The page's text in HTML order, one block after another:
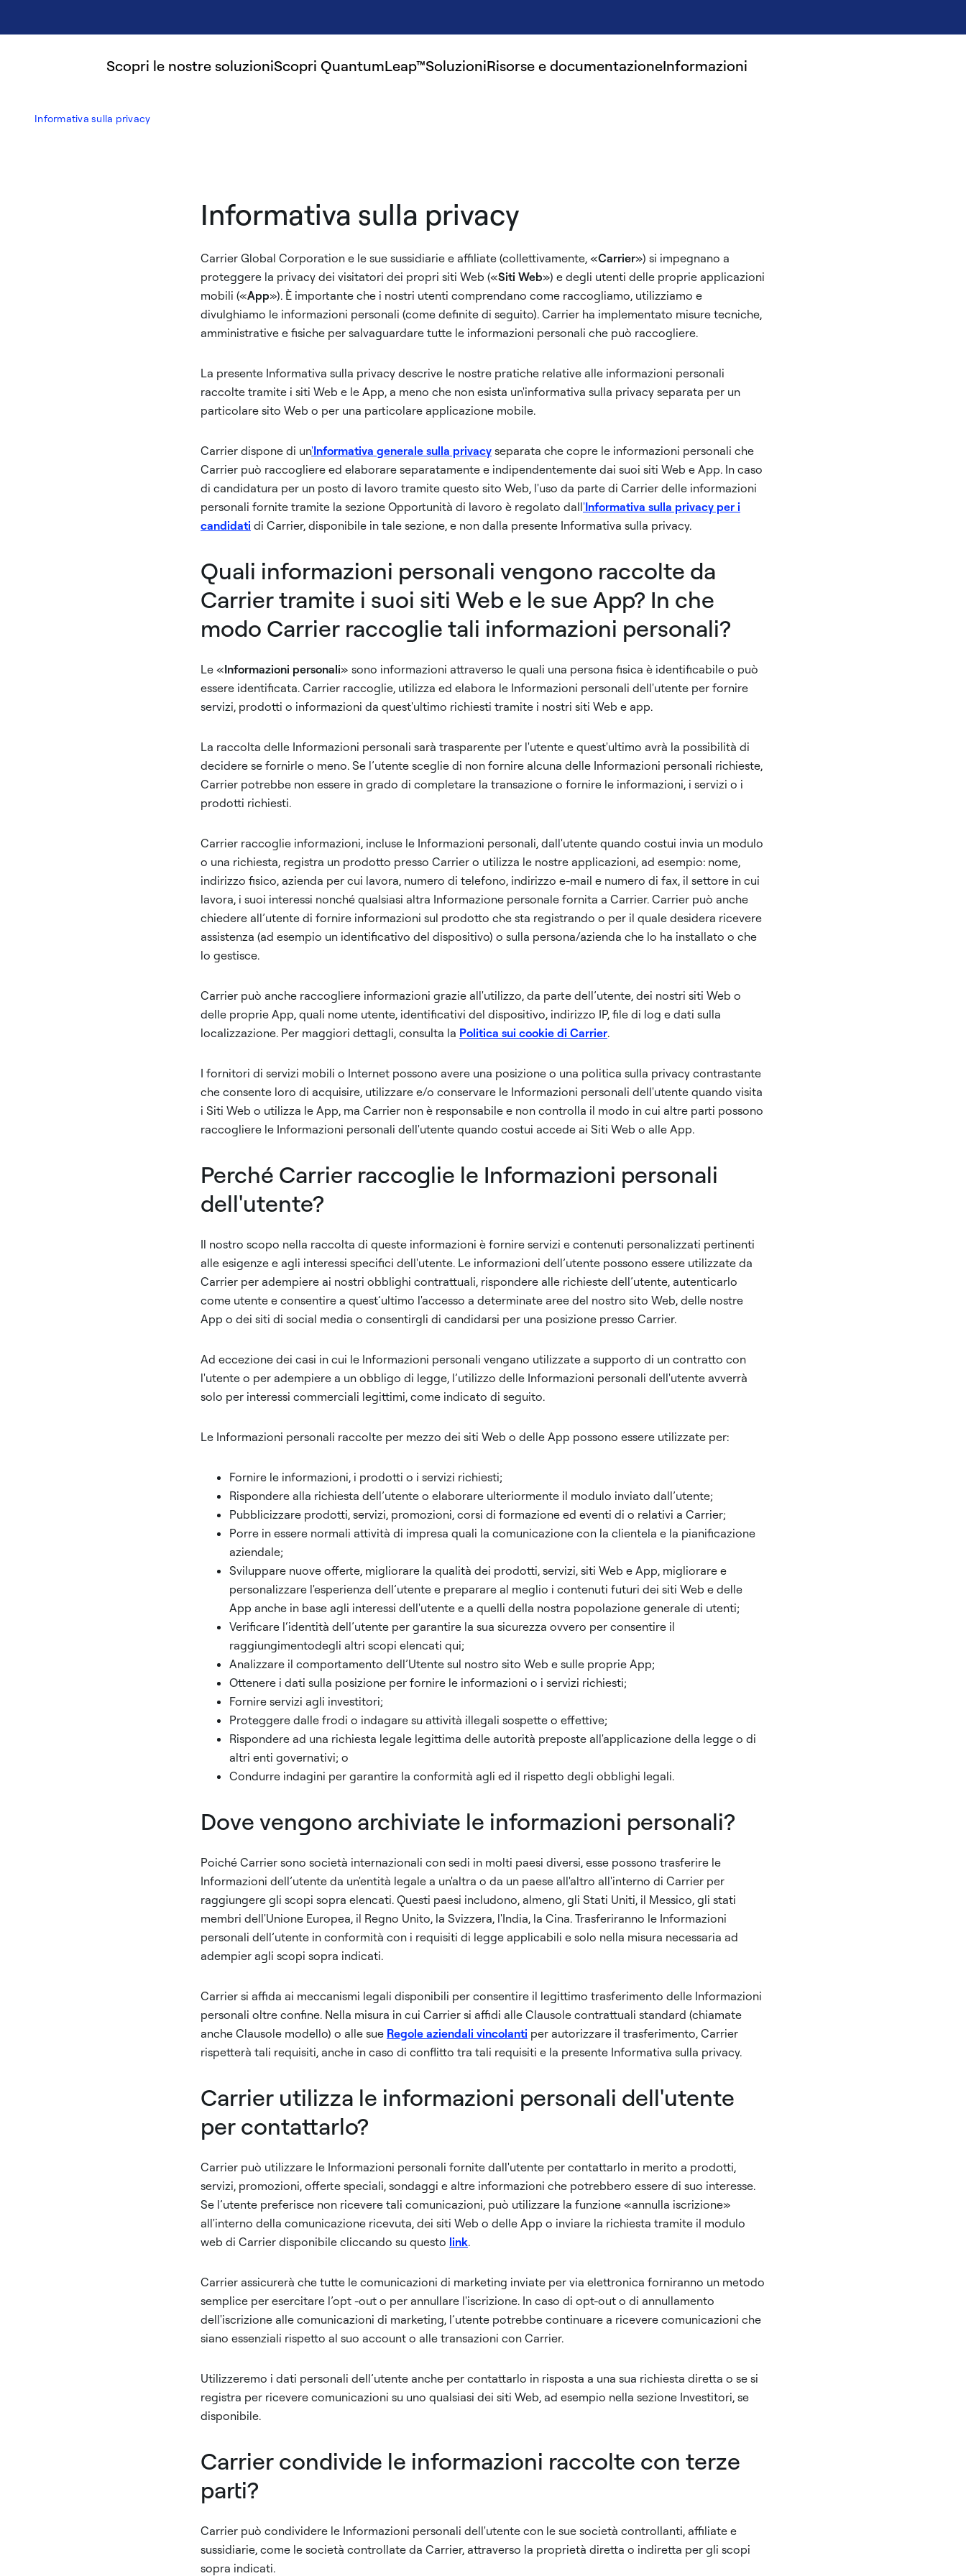
Scopri le nostre soluzioniScopri QuantumLeap™SoluzioniRisorse e documentazioneInformazioni
Informativa sulla privacy
Informativa sulla privacy
Carrier Global Corporation e le sue sussidiarie e affiliate (collettivamente, «Carrier») si impegnano a
proteggere la privacy dei visitatori dei propri siti Web («Siti Web») e degli utenti delle proprie applicazioni
mobili («App»). È importante che i nostri utenti comprendano come raccogliamo, utilizziamo e
divulghiamo le informazioni personali (come definite di seguito). Carrier ha implementato misure tecniche,
amministrative e fisiche per salvaguardare tutte le informazioni personali che può raccogliere.
La presente Informativa sulla privacy descrive le nostre pratiche relative alle informazioni personali
raccolte tramite i siti Web e le App, a meno che non esista un'informativa sulla privacy separata per un
particolare sito Web o per una particolare applicazione mobile.
Carrier dispone di un'Informativa generale sulla privacy separata che copre le informazioni personali che
Carrier può raccogliere ed elaborare separatamente e indipendentemente dai suoi siti Web e App. In caso
di candidatura per un posto di lavoro tramite questo sito Web, l'uso da parte di Carrier delle informazioni
personali fornite tramite la sezione Opportunità di lavoro è regolato dall'Informativa sulla privacy per i
candidati di Carrier, disponibile in tale sezione, e non dalla presente Informativa sulla privacy.
Quali informazioni personali vengono raccolte da
Carrier tramite i suoi siti Web e le sue App? In che
modo Carrier raccoglie tali informazioni personali?
Le «Informazioni personali» sono informazioni attraverso le quali una persona fisica è identificabile o può
essere identificata. Carrier raccoglie, utilizza ed elabora le Informazioni personali dell'utente per fornire
servizi, prodotti o informazioni da quest'ultimo richiesti tramite i nostri siti Web e app.
La raccolta delle Informazioni personali sarà trasparente per l'utente e quest'ultimo avrà la possibilità di
decidere se fornirle o meno. Se l’utente sceglie di non fornire alcuna delle Informazioni personali richieste,
Carrier potrebbe non essere in grado di completare la transazione o fornire le informazioni, i servizi o i
prodotti richiesti.
Carrier raccoglie informazioni, incluse le Informazioni personali, dall'utente quando costui invia un modulo
o una richiesta, registra un prodotto presso Carrier o utilizza le nostre applicazioni, ad esempio: nome,
indirizzo fisico, azienda per cui lavora, numero di telefono, indirizzo e-mail e numero di fax, il settore in cui
lavora, i suoi interessi nonché qualsiasi altra Informazione personale fornita a Carrier. Carrier può anche
chiedere all’utente di fornire informazioni sul prodotto che sta registrando o per il quale desidera ricevere
assistenza (ad esempio un identificativo del dispositivo) o sulla persona/azienda che lo ha installato o che
lo gestisce.
Carrier può anche raccogliere informazioni grazie all'utilizzo, da parte dell’utente, dei nostri siti Web o
delle proprie App, quali nome utente, identificativi del dispositivo, indirizzo IP, file di log e dati sulla
localizzazione. Per maggiori dettagli, consulta la Politica sui cookie di Carrier.
I fornitori di servizi mobili o Internet possono avere una posizione o una politica sulla privacy contrastante
che consente loro di acquisire, utilizzare e/o conservare le Informazioni personali dell'utente quando visita
i Siti Web o utilizza le App, ma Carrier non è responsabile e non controlla il modo in cui altre parti possono
raccogliere le Informazioni personali dell'utente quando costui accede ai Siti Web o alle App.
Perché Carrier raccoglie le Informazioni personali
dell'utente?
Il nostro scopo nella raccolta di queste informazioni è fornire servizi e contenuti personalizzati pertinenti
alle esigenze e agli interessi specifici dell'utente. Le informazioni dell’utente possono essere utilizzate da
Carrier per adempiere ai nostri obblighi contrattuali, rispondere alle richieste dell’utente, autenticarlo
come utente e consentire a quest’ultimo l'accesso a determinate aree del nostro sito Web, delle nostre
App o dei siti di social media o consentirgli di candidarsi per una posizione presso Carrier.
Ad eccezione dei casi in cui le Informazioni personali vengano utilizzate a supporto di un contratto con
l'utente o per adempiere a un obbligo di legge, l’utilizzo delle Informazioni personali dell'utente avverrà
solo per interessi commerciali legittimi, come indicato di seguito.
Le Informazioni personali raccolte per mezzo dei siti Web o delle App possono essere utilizzate per:
Fornire le informazioni, i prodotti o i servizi richiesti;
Rispondere alla richiesta dell’utente o elaborare ulteriormente il modulo inviato dall’utente;
Pubblicizzare prodotti, servizi, promozioni, corsi di formazione ed eventi di o relativi a Carrier;
Porre in essere normali attività di impresa quali la comunicazione con la clientela e la pianificazione
aziendale;
Sviluppare nuove offerte, migliorare la qualità dei prodotti, servizi, siti Web e App, migliorare e
personalizzare l'esperienza dell’utente e preparare al meglio i contenuti futuri dei siti Web e delle
App anche in base agli interessi dell'utente e a quelli della nostra popolazione generale di utenti;
Verificare l‘identità dell’utente per garantire la sua sicurezza ovvero per consentire il
raggiungimentodegli altri scopi elencati qui;
Analizzare il comportamento dell’Utente sul nostro sito Web e sulle proprie App;
Ottenere i dati sulla posizione per fornire le informazioni o i servizi richiesti;
Fornire servizi agli investitori;
Proteggere dalle frodi o indagare su attività illegali sospette o effettive;
Rispondere ad una richiesta legale legittima delle autorità preposte all'applicazione della legge o di
altri enti governativi; o
Condurre indagini per garantire la conformità agli ed il rispetto degli obblighi legali.
Dove vengono archiviate le informazioni personali?
Poiché Carrier sono società internazionali con sedi in molti paesi diversi, esse possono trasferire le
Informazioni dell’utente da un'entità legale a un'altra o da un paese all'altro all'interno di Carrier per
raggiungere gli scopi sopra elencati. Questi paesi includono, almeno, gli Stati Uniti, il Messico, gli stati
membri dell'Unione Europea, il Regno Unito, la Svizzera, l'India, la Cina. Trasferiranno le Informazioni
personali dell’utente in conformità con i requisiti di legge applicabili e solo nella misura necessaria ad
adempier agli scopi sopra indicati.
Carrier si affida ai meccanismi legali disponibili per consentire il legittimo trasferimento delle Informazioni
personali oltre confine. Nella misura in cui Carrier si affidi alle Clausole contrattuali standard (chiamate
anche Clausole modello) o alle sue Regole aziendali vincolanti per autorizzare il trasferimento, Carrier
rispetterà tali requisiti, anche in caso di conflitto tra tali requisiti e la presente Informativa sulla privacy.
Carrier utilizza le informazioni personali dell'utente
per contattarlo?
Carrier può utilizzare le Informazioni personali fornite dall'utente per contattarlo in merito a prodotti,
servizi, promozioni, offerte speciali, sondaggi e altre informazioni che potrebbero essere di suo interesse.
Se l’utente preferisce non ricevere tali comunicazioni, può utilizzare la funzione «annulla iscrizione»
all'interno della comunicazione ricevuta, dei siti Web o delle App o inviare la richiesta tramite il modulo
web di Carrier disponibile cliccando su questo link.
Carrier assicurerà che tutte le comunicazioni di marketing inviate per via elettronica forniranno un metodo
semplice per esercitare l’opt -out o per annullare l'iscrizione. In caso di opt-out o di annullamento
dell'iscrizione alle comunicazioni di marketing, l’utente potrebbe continuare a ricevere comunicazioni che
siano essenziali rispetto al suo account o alle transazioni con Carrier.
Utilizzeremo i dati personali dell’utente anche per contattarlo in risposta a una sua richiesta diretta o se si
registra per ricevere comunicazioni su uno qualsiasi dei siti Web, ad esempio nella sezione Investitori, se
disponibile.
Carrier condivide le informazioni raccolte con terze
parti?
Carrier può condividere le Informazioni personali dell'utente con le sue società controllanti, affiliate e
sussidiarie, come le società controllate da Carrier, attraverso la proprietà diretta o indiretta per gli scopi
sopra indicati.